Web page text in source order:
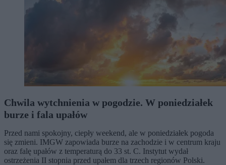
Chwila wytchnienia w pogodzie. W poniedziałek
burze i fala upałów
Przed nami spokojny, ciepły weekend, ale w poniedziałek pogoda
się zmieni. IMGW zapowiada burze na zachodzie i w centrum kraju
oraz falę upałów z temperaturą do 33 st. C. Instytut wydał
ostrzeżenia II stopnia przed upałem dla trzech regionów Polski.